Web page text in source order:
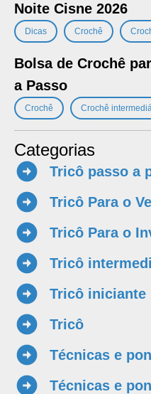
Noite Cisne 2026
Dicas Crochê
Bolsa de Crochê
a Passo
Crochê Crochê
Categorias
Tricô passo a
Tricô Para o
Tricô Para o
Tricô
Tricô iniciante
Tricô
Técnicas e
Técnicas e